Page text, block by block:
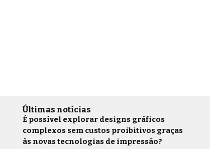
Últimas notícias
É possível explorar designs gráficos
complexos sem custos proibitivos graças
às novas tecnologias de impressão?